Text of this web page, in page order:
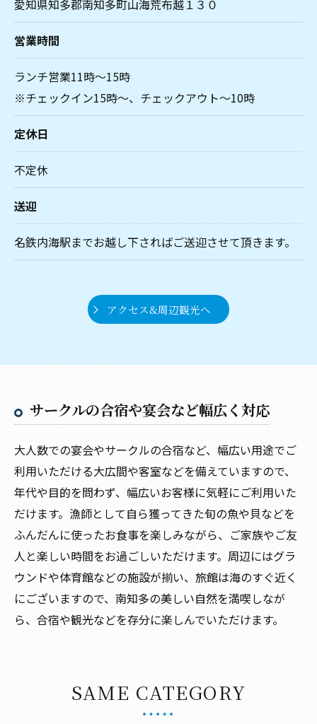
愛知県知多郡南知多町山海荒布越１３０
営業時間
ランチ営業11時～15時
※チェックイン15時～、チェックアウト～10時
定休日
不定休
送迎
名鉄内海駅までお越し下さればご送迎させて頂きます。
アクセス&周辺観光へ
サークルの合宿や宴会など幅広く対応
大人数での宴会やサークルの合宿など、幅広い用途でご
利用いただける大広間や客室などを備えていますので、
年代や目的を問わず、幅広いお客様に気軽にご利用いた
だけます。漁師として自ら獲ってきた旬の魚や貝などを
ふんだんに使ったお食事を楽しみながら、ご家族やご友
人と楽しい時間をお過ごしいただけます。周辺にはグラ
ウンドや体育館などの施設が揃い、旅館は海のすぐ近く
にございますので、南知多の美しい自然を満喫しなが
ら、合宿や観光などを存分に楽しんでいただけます。
SAME CATEGORY